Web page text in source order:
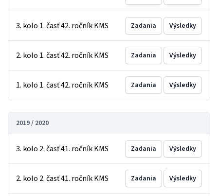
3. kolo 1. časť 42. ročník KMS Zadania Výsledky
2. kolo 1. časť 42. ročník KMS Zadania Výsledky
1. kolo 1. časť 42. ročník KMS Zadania Výsledky
2019 / 2020
3. kolo 2. časť 41. ročník KMS Zadania Výsledky
2. kolo 2. časť 41. ročník KMS Zadania Výsledky